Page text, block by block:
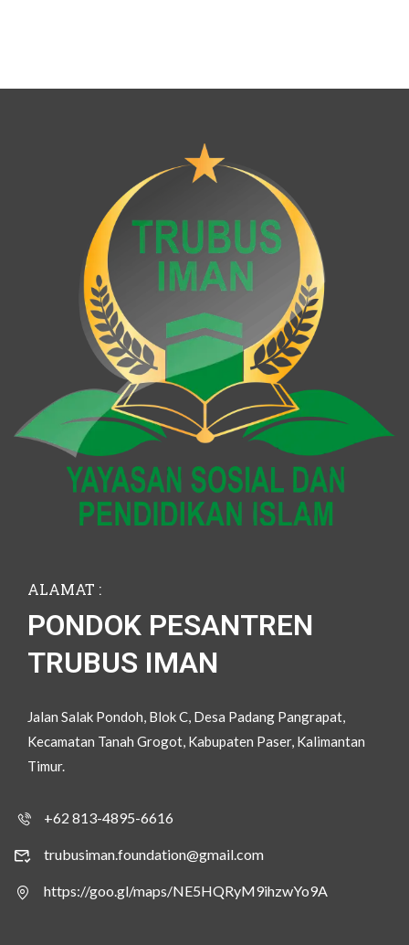
ALAMAT :
PONDOK PESANTREN
TRUBUS IMAN
Jalan Salak Pondoh, Blok C, Desa Padang Pangrapat,
Kecamatan Tanah Grogot, Kabupaten Paser, Kalimantan
Timur.
+62 813-4895-6616
trubusiman.foundation@gmail.com
https://goo.gl/maps/NE5HQRyM9ihzwYo9A